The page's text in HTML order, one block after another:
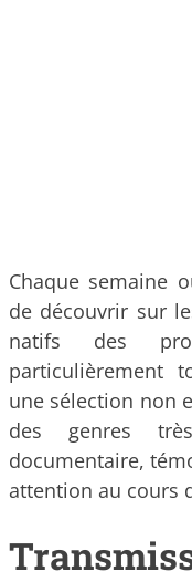
Chaque semaine
de découvrir sur
natifs des
particulièrement
une sélection non
des genres
documentaire,
attention au cours